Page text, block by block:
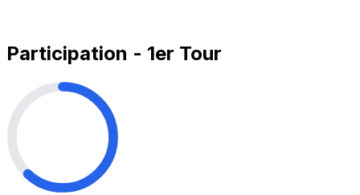
Participation - 1er Tour